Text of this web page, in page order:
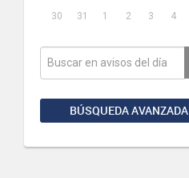
30
31 1 2 3 4
BÚSQUEDA AVANZADA